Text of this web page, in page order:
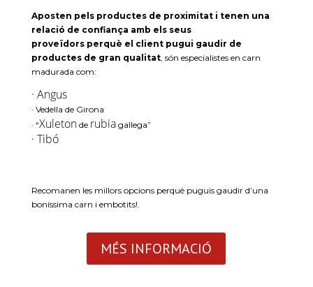
Aposten pels productes de proximitat i tenen una
relació de confiança amb els seus
proveïdors perquè el client pugui gaudir de
productes de gran qualitat, són especialistes en carn
madurada com:
· Angus
· Vedella de Girona
· “Xuletonde rubiagallega”
· Tibó
Recomanen les millors opcions perquè puguis gaudir d’una
boníssima carn i embotits!.
MÉS INFORMACIÓ